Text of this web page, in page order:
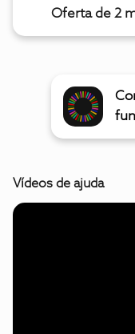
Oferta de 2
Vídeos de ajuda